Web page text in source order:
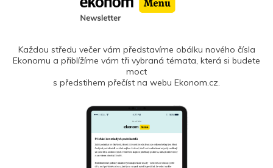
Každou středu večer vám představíme obálku nového čísla
Ekonomu a přiblížíme vám tři vybraná témata, která si budete
moct
s předstihem přečíst na webu Ekonom.cz.